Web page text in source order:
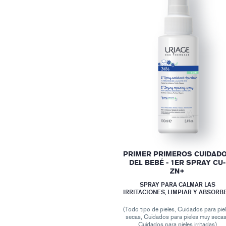
PRIMER PRIMEROS
DEL BEBÉ - 1ER SPRAY CU-
ZN+
SPRAY PARA CALMAR LAS
IRRITACIONES, LIMPIAR Y
(Todo tipo de pieles, Cuidados para
secas, Cuidados para pieles muy
Cuidados para pieles irritadas)